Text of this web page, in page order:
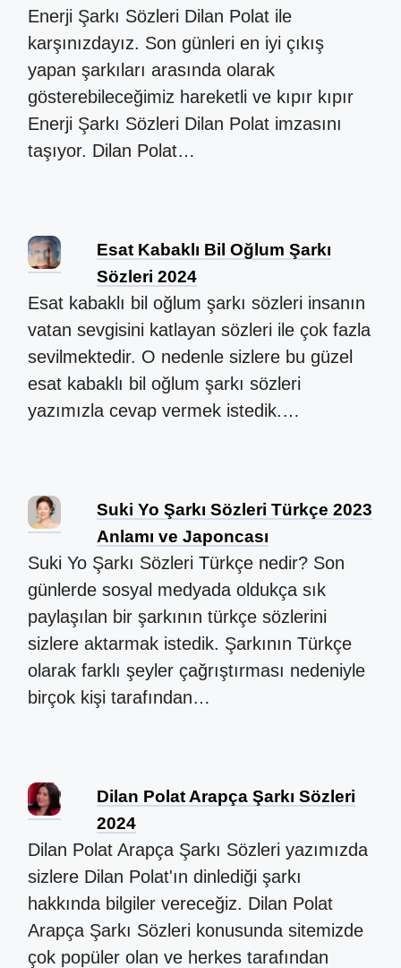
Enerji Şarkı Sözleri Dilan Polat ile
karşınızdayız. Son günleri en iyi çıkış
yapan şarkıları arasında olarak
gösterebileceğimiz hareketli ve kıpır kıpır
Enerji Şarkı Sözleri Dilan Polat imzasını
taşıyor. Dilan Polat…
Esat Kabaklı Bil Oğlum Şarkı
Sözleri 2024
Esat kabaklı bil oğlum şarkı sözleri insanın
vatan sevgisini katlayan sözleri ile çok fazla
sevilmektedir. O nedenle sizlere bu güzel
esat kabaklı bil oğlum şarkı sözleri
yazımızla cevap vermek istedik.…
Suki Yo Şarkı Sözleri Türkçe 2023
Anlamı ve Japoncası
Suki Yo Şarkı Sözleri Türkçe nedir? Son
günlerde sosyal medyada oldukça sık
paylaşılan bir şarkının türkçe sözlerini
sizlere aktarmak istedik. Şarkının Türkçe
olarak farklı şeyler çağrıştırması nedeniyle
birçok kişi tarafından…
Dilan Polat Arapça Şarkı Sözleri
2024
Dilan Polat Arapça Şarkı Sözleri yazımızda
sizlere Dilan Polat'ın dinlediği şarkı
hakkında bilgiler vereceğiz. Dilan Polat
Arapça Şarkı Sözleri konusunda sitemizde
çok popüler olan ve herkes tarafından